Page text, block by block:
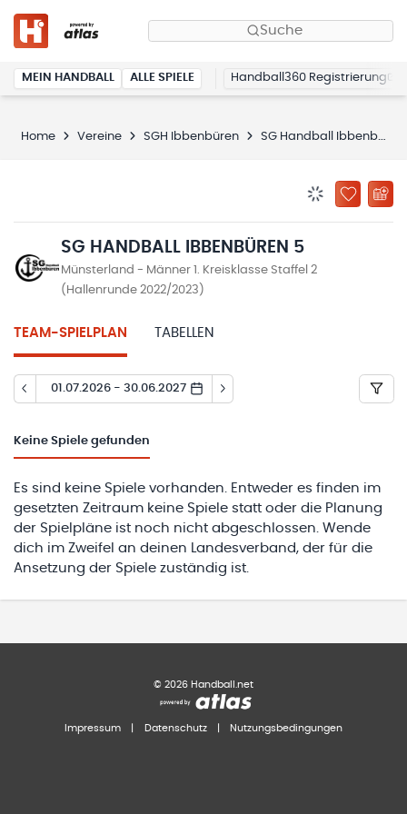
Suche
MEIN HANDBALL ALLE SPIELE Handball360 Registrierung
Home Vereine SGH Ibbenbüren SG Handball Ibbenbüren 5
ZU
SG HANDBALL IBBENBÜREN 5
Münsterland - Männer 1. Kreisklasse Staffel 2
(Hallenrunde 2022/2023)
TEAM-SPIELPLAN TABELLEN
01.07.2026 - 30.06.2027
Keine Spiele gefunden
Es sind keine Spiele vorhanden. Entweder es finden im
gesetzten Zeitraum keine Spiele statt oder die Planung
der Spielpläne ist noch nicht abgeschlossen. Wende
dich im Zweifel an deinen Landesverband, der für die
Ansetzung der Spiele zuständig ist.
© 2026 Handball.net
Impressum Datenschutz Nutzungsbedingungen